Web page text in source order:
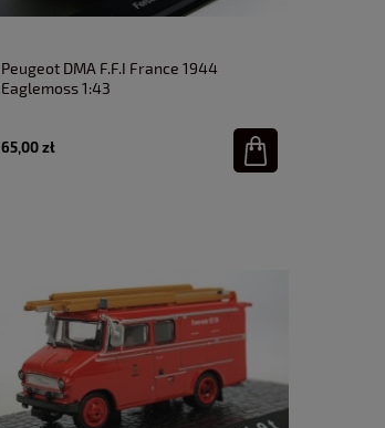
Peugeot DMA F.F.I France 1944
Eaglemoss 1:43
65,00 zł